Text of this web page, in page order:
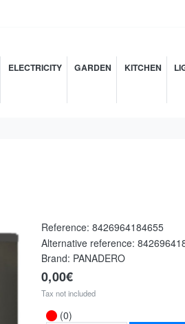
ELECTRICITY GARDEN KITCHEN
Reference: 8426964184655
Alternative reference:
Brand: PANADERO
0,00€
Tax not included
(0)